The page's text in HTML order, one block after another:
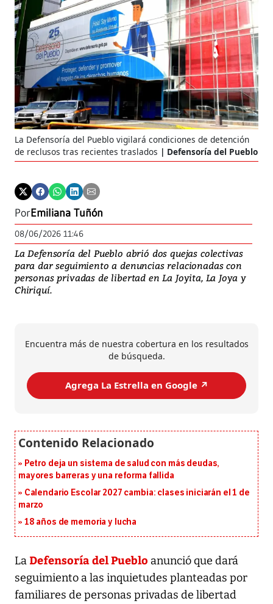
La Defensoría del Pueblo vigilará condiciones de detención
de reclusos tras recientes traslados
Defensoría del Pueblo
PorEmiliana Tuñón
08/06/2026 11:46
La Defensoría del Pueblo abrió dos quejas colectivas
para dar seguimiento a denuncias relacionadas con
personas privadas de libertad en La Joyita, La Joya y
Chiriquí.
Encuentra más de nuestra cobertura en los resultados
de búsqueda.
Agrega La Estrella en Google ↗️
Petro deja un sistema de salud con más deudas,
mayores barreras y una reforma fallida
Calendario Escolar 2027 cambia: clases iniciarán el 1 de
marzo
18 años de memoria y lucha
La Defensoría del Pueblo anunció que dará
seguimiento a las inquietudes planteadas por
familiares de personas privadas de libertad